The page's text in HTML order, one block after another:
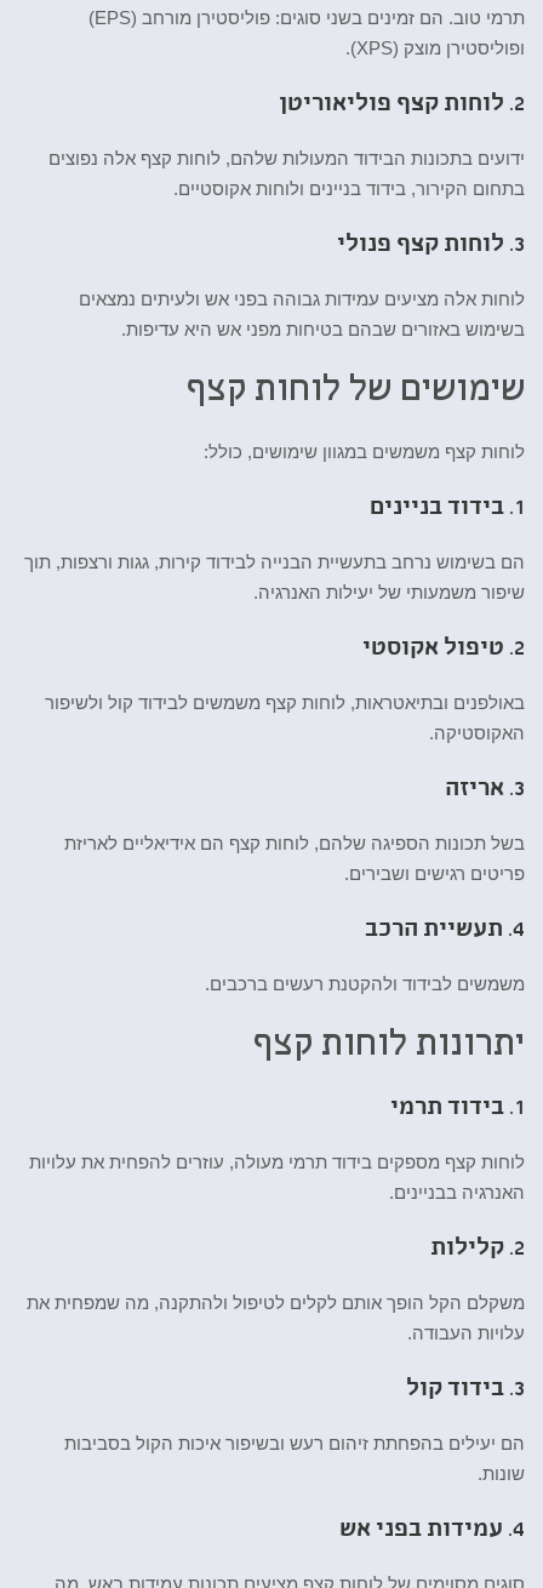
תרמי טוב. הם זמינים בשני סוגים: פוליסטירן מורחב (EPS)
ופוליסטירן מוצק (XPS).
2. לוחות קצף פוליאוריטן
ידועים בתכונות הבידוד המעולות שלהם, לוחות קצף אלה נפוצים
בתחום הקירור, בידוד בניינים ולוחות אקוסטיים.
3. לוחות קצף פנולי
לוחות אלה מציעים עמידות גבוהה בפני אש ולעיתים נמצאים
בשימוש באזורים שבהם בטיחות מפני אש היא עדיפות.
שימושים של לוחות קצף
לוחות קצף משמשים במגוון שימושים, כולל:
1. בידוד בניינים
הם בשימוש נרחב בתעשיית הבנייה לבידוד קירות, גגות ורצפות, תוך
שיפור משמעותי של יעילות האנרגיה.
2. טיפול אקוסטי
באולפנים ובתיאטראות, לוחות קצף משמשים לבידוד קול ולשיפור
האקוסטיקה.
3. אריזה
בשל תכונות הספיגה שלהם, לוחות קצף הם אידיאליים לאריזת
פריטים רגישים ושבירים.
4. תעשיית הרכב
משמשים לבידוד ולהקטנת רעשים ברכבים.
יתרונות לוחות קצף
1. בידוד תרמי
לוחות קצף מספקים בידוד תרמי מעולה, עוזרים להפחית את עלויות
האנרגיה בבניינים.
2. קלילות
משקלם הקל הופך אותם לקלים לטיפול ולהתקנה, מה שמפחית את
עלויות העבודה.
3. בידוד קול
הם יעילים בהפחתת זיהום רעש ובשיפור איכות הקול בסביבות
שונות.
4. עמידות בפני אש